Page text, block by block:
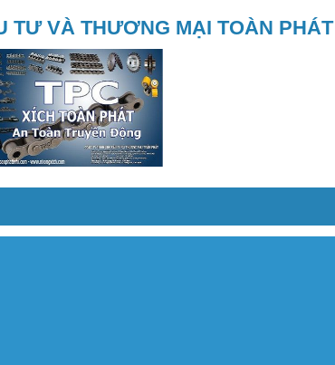
TƯ VÀ THƯƠNG MẠI TOÀN PHÁT